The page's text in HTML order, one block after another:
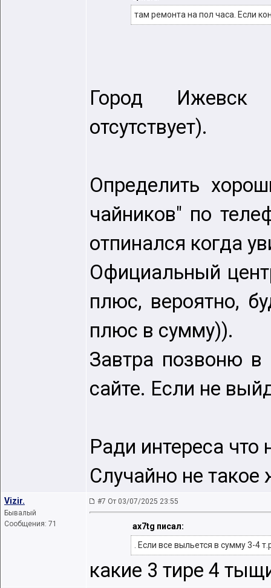
там ремонта на пол часа. Если
Город
отсутствует).
Определить
чайников" по
отпинался когда
Официальный
плюс, вероятно,
плюс в сумму)).
Завтра позвоню
сайте. Если не
Ради интереса
Случайно не
Vizir.
Бывалый
Сообщения: 71
#7 От 03/07/2025 23:55
ax7tg писал:
. Если все выльется в сумму 3-4
какие 3 тире 4